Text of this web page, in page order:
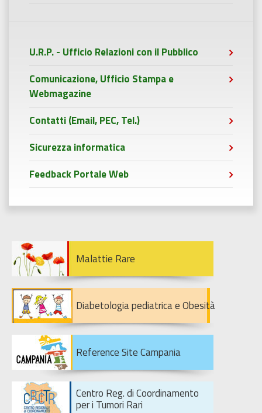
U.R.P. - Ufficio Relazioni con il Pubblico
Comunicazione, Ufficio Stampa e
Webmagazine
Contatti (Email, PEC, Tel.)
Sicurezza informatica
Feedback Portale Web
Malattie Rare
Diabetologia pediatrica e Obesità
Reference Site Campania
Centro Reg. di Coordinamento
per i Tumori Rari